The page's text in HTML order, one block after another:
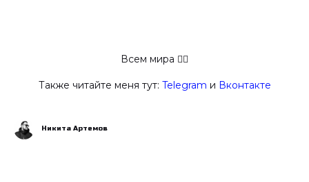
Всем мира ✋🏻
Также читайте меня тут: Telegram и Вконтакте
Никита Артемов